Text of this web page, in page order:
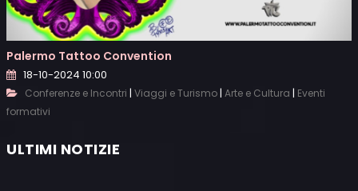
Palermo Tattoo Convention
18-10-2024 10:00
Conferenze e Incontri | Viaggi e Turismo | Arte e Cultura | Eventi
formativi
ULTIMI NOTIZIE